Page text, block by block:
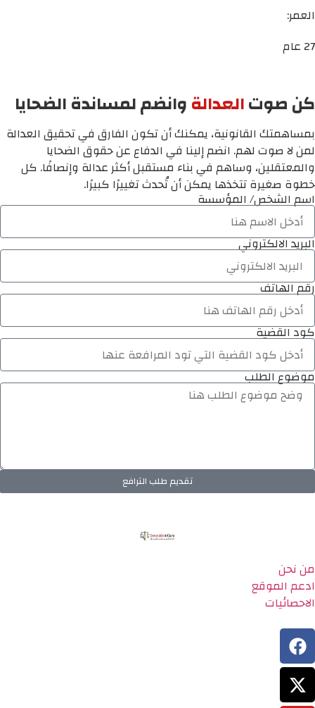
العمر:
27 عام
كن صوتالعدالةوانضم لمساندة الضحايا
بمساهمتك القانونية، يمكنك أن تكون الفارق في تحقيق العدالة
لمن لا صوت لهم. انضم إلينا في الدفاع عن حقوق الضحايا
والمعتقلين، وساهم في بناء مستقبل أكثر عدالة وإنصافًا. كل
خطوة صغيرة تتخذها يمكن أن تُحدث تغييرًا كبيرًا.
اسم الشخص/ المؤسسة
البريد الالكتروني
رقم الهاتف
كود القضية
موضوع الطلب
تقديم طلب الترافع
من نحن
ادعم الموقع
الاحصائيات